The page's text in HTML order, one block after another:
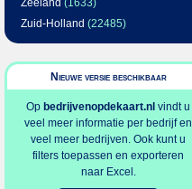
Zeeland (1633)
Zuid-Holland (22485)
Nieuwe versie beschikbaar
Op bedrijvenopdekaart.nl vindt u
veel meer informatie per bedrijf en
veel meer bedrijven. Ook kunt u
filters toepassen en exporteren
naar Excel.